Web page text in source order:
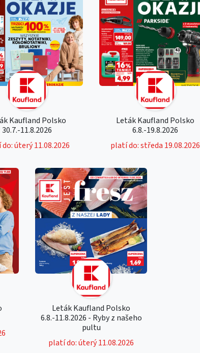
Kaufland Polsko
30.7.-11.8.2026
úterý 11.08.2026
Leták Kaufland Polsko
6.8.-19.8.2026
platí do: středa 19.08.2026
Leták Kaufland Polsko
6.8.-11.8.2026 - Ryby z našeho
pultu
platí do: úterý 11.08.2026